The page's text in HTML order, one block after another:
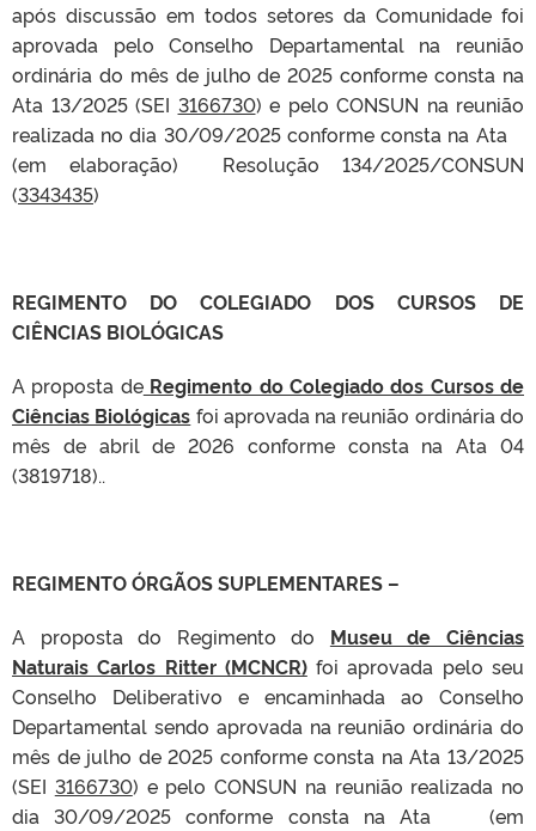
após discussão em todos setores da Comunidade foi
aprovada pelo Conselho Departamental na reunião
ordinária do mês de julho de 2025 conforme consta na
Ata 13/2025 (SEI 3166730) e pelo CONSUN na reunião
realizada no dia 30/09/2025 conforme consta na Ata
(em elaboração) Resolução 134/2025/CONSUN
(3343435)
REGIMENTO DO COLEGIADO DOS CURSOS DE
CIÊNCIAS BIOLÓGICAS
A proposta deRegimento do Colegiado dos Cursos de
Ciências Biológicas foi aprovada na reunião ordinária do
mês de abril de 2026 conforme consta na Ata 04
(3819718)..
REGIMENTO ÓRGÃOS SUPLEMENTARES –
A proposta do Regimento do Museu de Ciências
Naturais Carlos Ritter (MCNCR)foi aprovada pelo seu
Conselho Deliberativo e encaminhada ao Conselho
Departamental sendo aprovada na reunião ordinária do
mês de julho de 2025 conforme consta na Ata 13/2025
(SEI 3166730) e pelo CONSUN na reunião realizada no
dia 30/09/2025 conforme consta na Ata (em